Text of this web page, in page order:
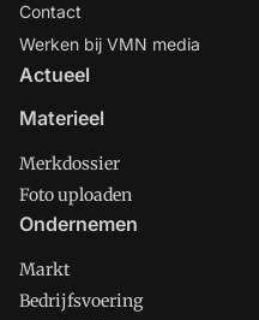
Contact
Werken bij VMN media
Actueel
Materieel
Merkdossier
Foto uploaden
Ondernemen
Markt
Bedrijfsvoering